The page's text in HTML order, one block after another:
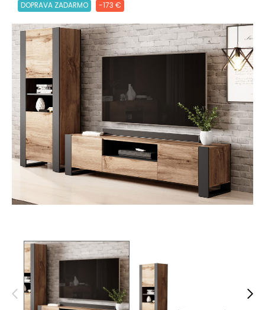
DOPRAVA ZADARMO -173 €